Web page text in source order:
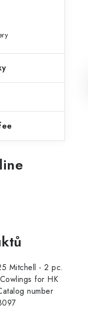
Mitchell - 2 pc.
for HK
number